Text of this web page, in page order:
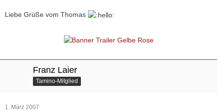
Liebe Grüße vom Thomas
Franz Laier
Tamino-Mitglied
1. März 2007